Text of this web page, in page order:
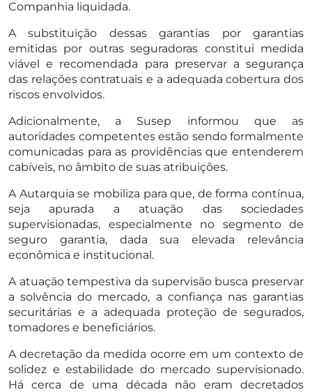
Companhia liquidada.
A substituição dessas garantias por garantias
emitidas por outras seguradoras constitui medida
viável e recomendada para preservar a segurança
das relações contratuais e a adequada cobertura dos
riscos envolvidos.
Adicionalmente, a Susep informou que as
autoridades competentes estão sendo formalmente
comunicadas para as providências que entenderem
cabíveis, no âmbito de suas atribuições.
A Autarquia se mobiliza para que, de forma contínua,
seja apurada a atuação das sociedades
supervisionadas, especialmente no segmento de
seguro garantia, dada sua elevada relevância
econômica e institucional.
A atuação tempestiva da supervisão busca preservar
a solvência do mercado, a confiança nas garantias
securitárias e a adequada proteção de segurados,
tomadores e beneficiários.
A decretação da medida ocorre em um contexto de
solidez e estabilidade do mercado supervisionado.
Há cerca de uma década não eram decretados